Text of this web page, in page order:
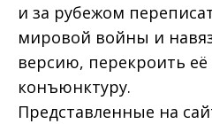
и за рубежом
мировой войны и
версию, перекроить
конъюнктуру.
Представленные на